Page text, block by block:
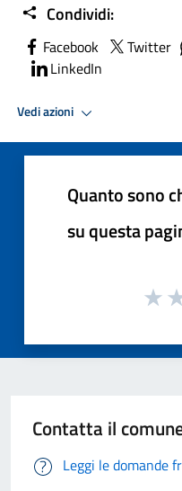
Condividi:
Facebook Twitter
LinkedIn
Vedi azioni
Quanto sono
su questa
Contatta il
Leggi le domande